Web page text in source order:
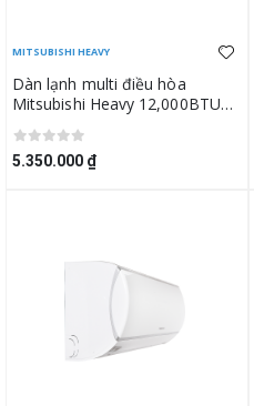
MITSUBISHI HEAVY
Dàn lạnh multi điều hòa
Mitsubishi Heavy 12,000BTU
5.350.000 ₫